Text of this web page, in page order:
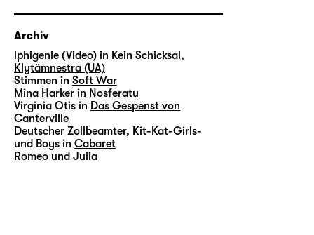
Archiv
lphigenie (Video) in Kein Schicksal,
Klytämnestra (UA)
Stimmen in Soft War
Mina Harker in Nosferatu
Virginia Otis in Das Gespenst von
Canterville
Deutscher Zollbeamter, Kit-Kat-Girls-
und Boys in Cabaret
Romeo und Julia